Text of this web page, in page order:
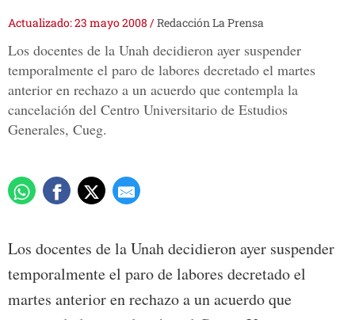
Actualizado: 23 mayo 2008 /Redacción La Prensa
Los docentes de la Unah decidieron ayer suspender
temporalmente el paro de labores decretado el martes
anterior en rechazo a un acuerdo que contempla la
cancelación del Centro Universitario de Estudios
Generales, Cueg.
Los docentes de la Unah decidieron ayer suspender
temporalmente el paro de labores decretado el
martes anterior en rechazo a un acuerdo que